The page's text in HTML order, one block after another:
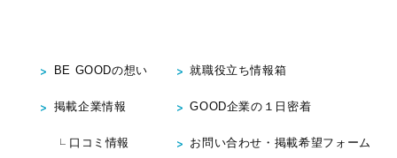
ある場合には，当社が定める手続きにより，当社に対して個
当社は，ユーザーから前項の請求を受けてその請求に応じる
BE GOODの想い
掲載企業情報
口コミ情報
就職役立ち情報箱
GOOD企業の１日密着
お問い合わせ・掲載希望フォーム